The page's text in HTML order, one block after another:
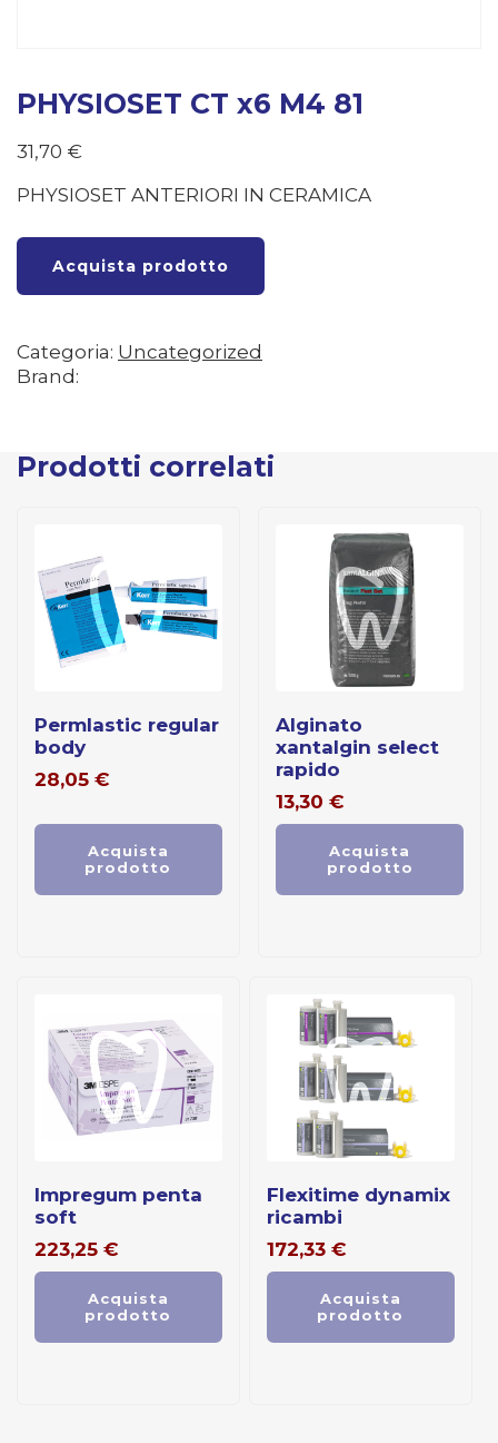
PHYSIOSET CT x6 M4 81
31,70 €
PHYSIOSET ANTERIORI IN CERAMICA
Acquista prodotto
Categoria: Uncategorized
Brand:
Prodotti correlati
permlastic regular
body
28,05 €
Acquista
prodotto
alginato
xantalgin select
rapido
13,30 €
Acquista
prodotto
impregum penta
soft
223,25 €
Acquista
prodotto
flexitime dynamix
ricambi
172,33 €
Acquista
prodotto